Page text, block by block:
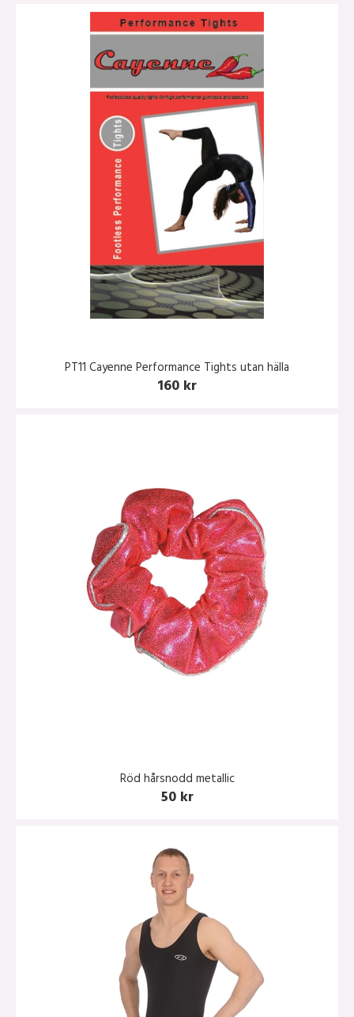
PT11 Cayenne Performance Tights utan hälla
160 kr
Röd hårsnodd metallic
50 kr